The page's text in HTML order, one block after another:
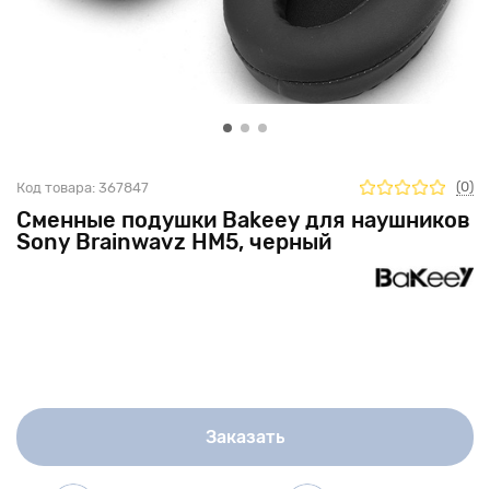
Сменные подушки Bakeey для наушников
Sony Brainwavz HM5, черный
Код товара: 367847 (0)
Заказать